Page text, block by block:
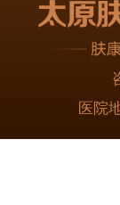
医院